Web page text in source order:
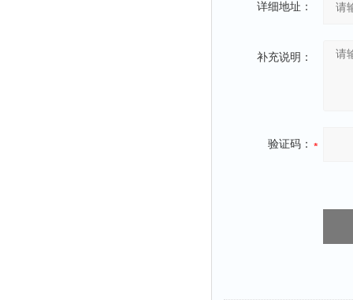
详细地址：
补充说明：
验证码：